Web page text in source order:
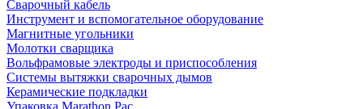
Сварочный кабель
Инструмент и вспомогательное оборудование
Магнитные угольники
Молотки сварщика
Вольфрамовые электроды и приспособления
Системы вытяжки сварочных дымов
Керамические подкладки
Упаковка Marathon Pac